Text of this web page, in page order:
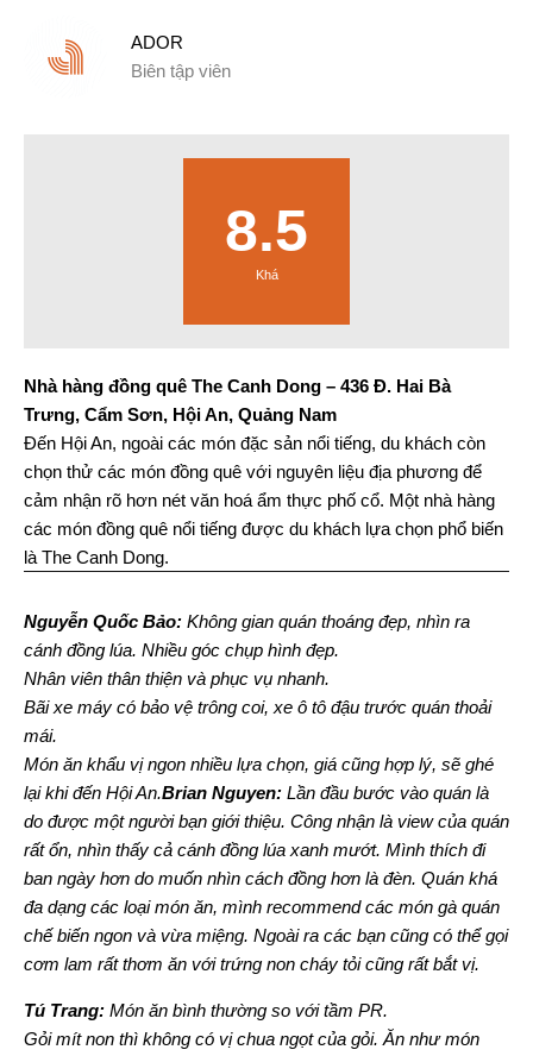
ADOR
Biên tập viên
8.5
Khá
Nhà hàng đồng quê The Canh Dong – 436 Đ. Hai Bà
Trưng, Cẩm Sơn, Hội An, Quảng Nam
Đến Hội An, ngoài các món đặc sản nổi tiếng, du khách còn
chọn thử các món đồng quê với nguyên liệu địa phương để
cảm nhận rõ hơn nét văn hoá ẩm thực phố cổ. Một nhà hàng
các món đồng quê nổi tiếng được du khách lựa chọn phổ biến
là The Canh Dong.
Nguyễn Quốc Bảo: Không gian quán thoáng đẹp, nhìn ra
cánh đồng lúa. Nhiều góc chụp hình đẹp.
Nhân viên thân thiện và phục vụ nhanh.
Bãi xe máy có bảo vệ trông coi, xe ô tô đậu trước quán thoải
mái.
Món ăn khẩu vị ngon nhiều lựa chọn, giá cũng hợp lý, sẽ ghé
lại khi đến Hội An.Brian Nguyen: Lần đầu bước vào quán là
do được một người bạn giới thiệu. Công nhận là view của quán
rất ổn, nhìn thấy cả cánh đồng lúa xanh mướt. Mình thích đi
ban ngày hơn do muốn nhìn cách đồng hơn là đèn. Quán khá
đa dạng các loại món ăn, mình recommend các món gà quán
chế biến ngon và vừa miệng. Ngoài ra các bạn cũng có thể gọi
cơm lam rất thơm ăn với trứng non cháy tỏi cũng rất bắt vị.
Tú Trang: Món ăn bình thường so với tầm PR.
Gỏi mít non thì không có vị chua ngọt của gỏi. Ăn như món